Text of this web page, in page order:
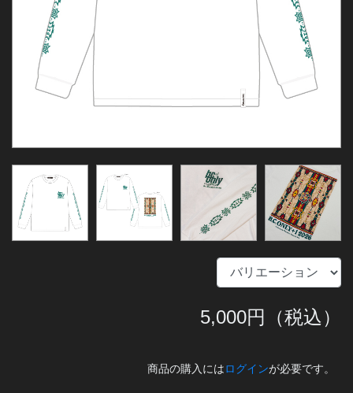
5,000円（税込）
商品の購入にはログインが必要です。